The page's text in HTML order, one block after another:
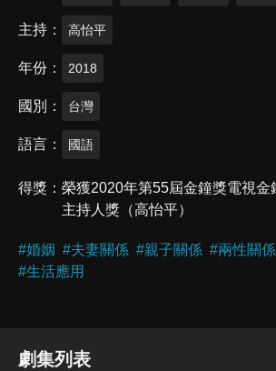
主持 高怡平
年份 2018
國別 台灣
語言 國語
得獎
榮獲2020年第55屆金鐘獎電視金
主持人獎（高怡平）
#婚姻 #夫妻關係 #親子關係 #兩性關係
#生活應用
劇集列表